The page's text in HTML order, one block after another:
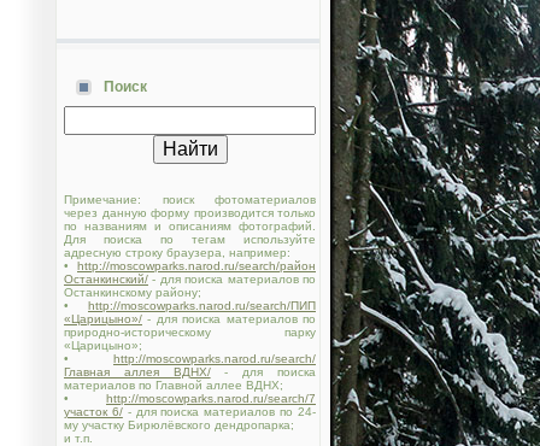
Поиск
Примечание: поиск фотоматериалов
через данную форму производится только
по названиям и описаниям фотографий.
Для поиска по тегам используйте
адресную строку браузера, например:
• http://moscowparks.narod.ru/search/район
Останкинский/ - для поиска материалов по
Останкинскому району;
• http://moscowparks.narod.ru/search/ПИП
«Царицыно»/ - для поиска материалов по
природно-историческому парку
«Царицыно»;
• http://moscowparks.narod.ru/search/
Главная аллея ВДНХ/- для поиска
материалов по Главной аллее ВДНХ;
• http://moscowparks.narod.ru/search/7
участок 6/- для поиска материалов по 24-
му участку Бирюлёвского дендропарка;
и т.п.